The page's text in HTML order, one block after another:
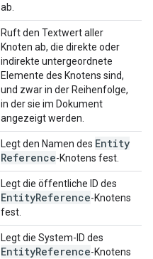
ab.
Ruft den Textwert aller
Knoten ab, die direkte oder
indirekte untergeordnete
Elemente des Knotens sind,
und zwar in der Reihenfolge,
in der sie im Dokument
angezeigt werden.
Legt den Namen des Entity
Reference-Knotens fest.
Legt die öffentliche ID des
EntityReference-Knotens
fest.
Legt die System-ID des
EntityReference-Knotens